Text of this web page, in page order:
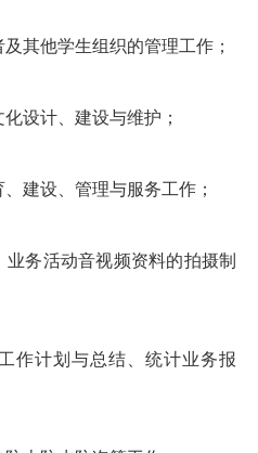
其他学生组织的管理工作；
设计、建设与维护；
建设、管理与服务工作；
务活动音视频资料的拍摄制
作计划与总结、统计业务报